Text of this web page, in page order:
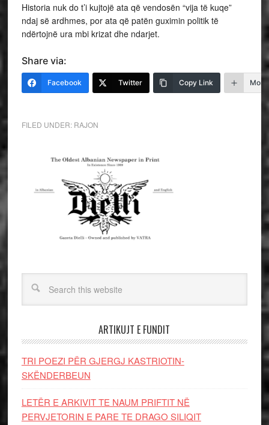
Historia nuk do t’i kujtojë ata që vendosën “vija të kuqe”
ndaj së ardhmes, por ata që patën guximin politik të
ndërtojnë ura mbi krizat dhe ndarjet.
Share via:
Facebook Twitter Copy Link More
FILED UNDER: RAJON
ARTIKUJT E FUNDIT
TRI POEZI PËR GJERGJ KASTRIOTIN-
SKËNDERBEUN
LETËR E ARKIVIT TE NAUM PRIFTIT NË
PERVJETORIN E PARE TE DRAGO SILIQIT